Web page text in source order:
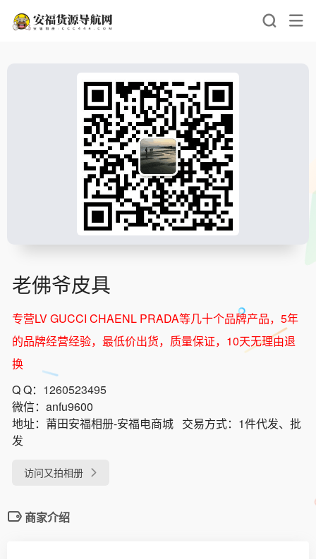
老佛爷皮具
专营LV GUCCI CHAENL PRADA等几十个品牌产品，5年
的品牌经营经验，最低价出货，质量保证，10天无理由退
换
Q Q： 1260523495
微信： anfu9600
地址： 莆田安福相册-安福电商城 交易方式： 1件代发、批
发
访问又拍相册
商家介绍